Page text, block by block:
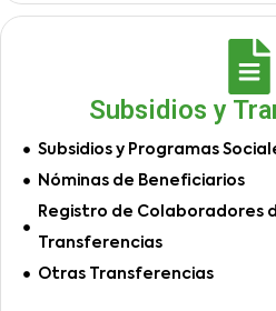
Subsidios y
Subsidios y Programas
Nóminas de Beneficiarios
Registro de Colaboradores
Transferencias
Otras Transferencias